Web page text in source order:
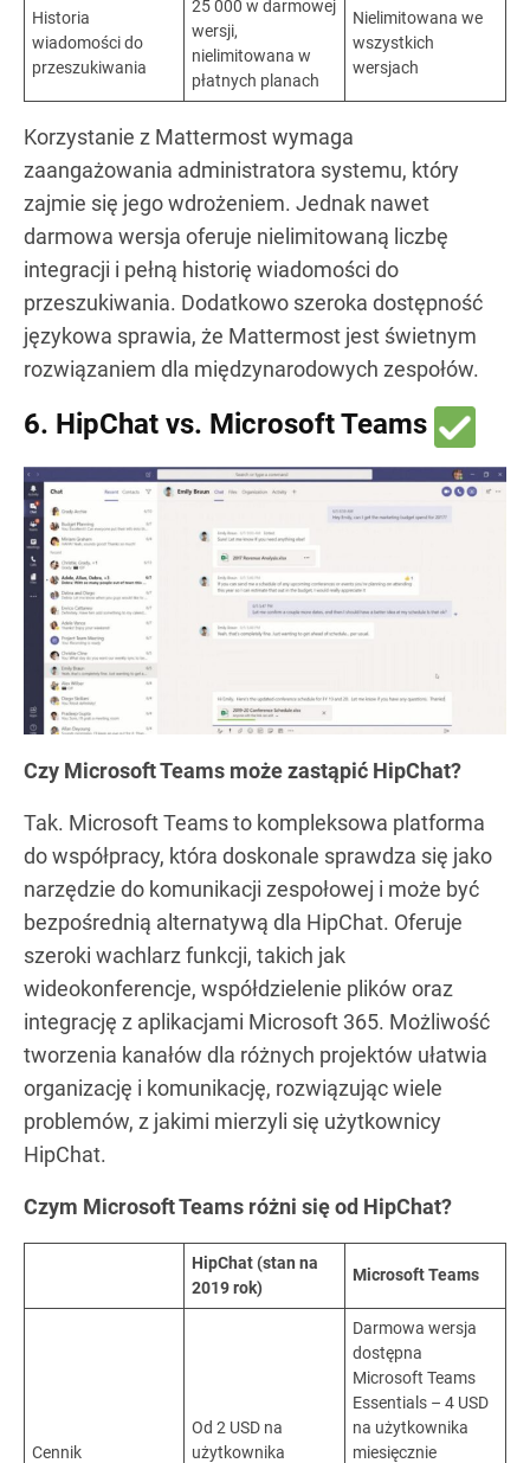
Historia
wiadomości do
przeszukiwania
25 000 w darmowej
wersji,
nielimitowana w
płatnych planach
Nielimitowana we
wszystkich
wersjach
Korzystanie z Mattermost wymaga
zaangażowania administratora systemu, który
zajmie się jego wdrożeniem. Jednak nawet
darmowa wersja oferuje nielimitowaną liczbę
integracji i pełną historię wiadomości do
przeszukiwania. Dodatkowo szeroka dostępność
językowa sprawia, że Mattermost jest świetnym
rozwiązaniem dla międzynarodowych zespołów.
6. HipChat vs. Microsoft Teams
Czy Microsoft Teams może zastąpić HipChat?
Tak. Microsoft Teams to kompleksowa platforma
do współpracy, która doskonale sprawdza się jako
narzędzie do komunikacji zespołowej i może być
bezpośrednią alternatywą dla HipChat. Oferuje
szeroki wachlarz funkcji, takich jak
wideokonferencje, współdzielenie plików oraz
integrację z aplikacjami Microsoft 365. Możliwość
tworzenia kanałów dla różnych projektów ułatwia
organizację i komunikację, rozwiązując wiele
problemów, z jakimi mierzyli się użytkownicy
HipChat.
Czym Microsoft Teams różni się od HipChat?
HipChat (stan na
2019 rok)
Microsoft Teams
Cennik
Od 2 USD na
użytkownika
Darmowa wersja
dostępna
Microsoft Teams
Essentials – 4 USD
na użytkownika
miesięcznie